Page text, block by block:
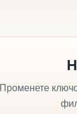
Променете